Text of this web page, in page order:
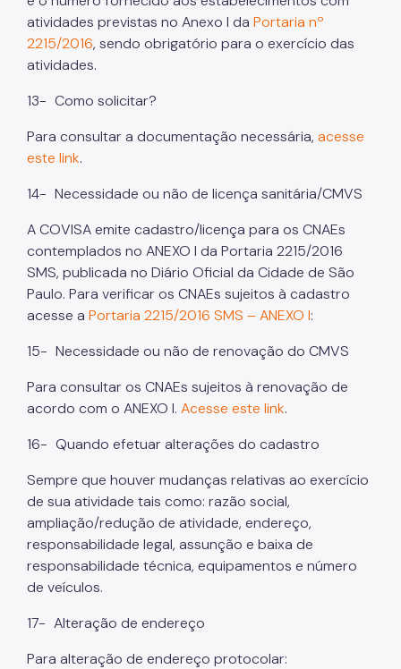
atividades previstas no Anexo I da Portaria nº
2215/2016, sendo obrigatório para o exercício das
atividades.
13- Como solicitar?
Para consultar a documentação necessária, acesse
este link.
14- Necessidade ou não de licença sanitária/CMVS
A COVISA emite cadastro/licença para os CNAEs
contemplados no ANEXO I da Portaria 2215/2016
SMS, publicada no Diário Oficial da Cidade de São
Paulo. Para verificar os CNAEs sujeitos à cadastro
acesse a Portaria 2215/2016 SMS – ANEXO I:
15- Necessidade ou não de renovação do CMVS
Para consultar os CNAEs sujeitos à renovação de
acordo com o ANEXO I. Acesse este link.
16- Quando efetuar alterações do cadastro
Sempre que houver mudanças relativas ao exercício
de sua atividade tais como: razão social,
ampliação/redução de atividade, endereço,
responsabilidade legal, assunção e baixa de
responsabilidade técnica, equipamentos e número
de veículos.
17- Alteração de endereço
Para alteração de endereço protocolar: